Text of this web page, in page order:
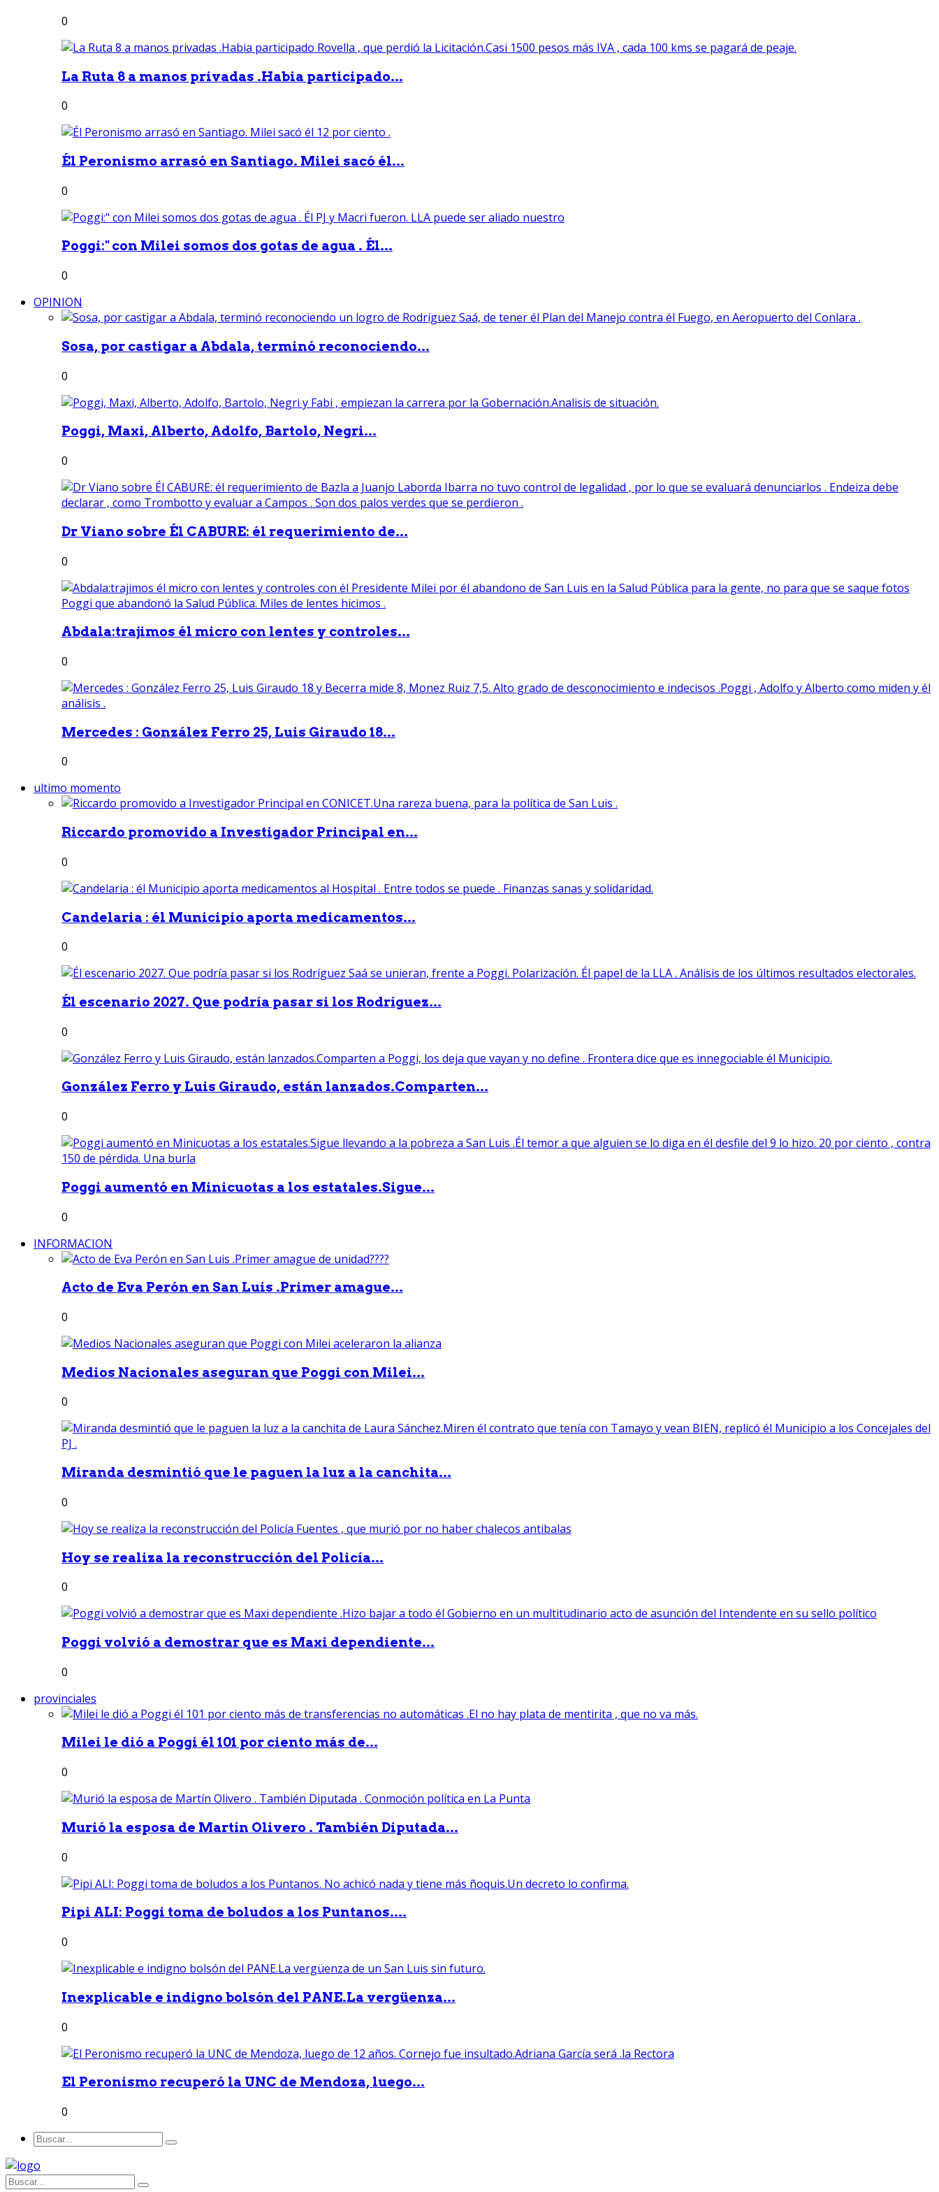
0
La Ruta 8 a manos privadas .Habia participado...
0
Él Peronismo arrasó en Santiago. Milei sacó él...
0
Poggi:" con Milei somos dos gotas de agua . Él...
0
OPINION
Sosa, por castigar a Abdala, terminó reconociendo...
0
Poggi, Maxi, Alberto, Adolfo, Bartolo, Negri...
0
Dr Viano sobre Él CABURE: él requerimiento de...
0
Abdala:trajimos él micro con lentes y controles...
0
Mercedes : González Ferro 25, Luis Giraudo 18...
0
ultimo momento
Riccardo promovido a Investigador Principal en...
0
Candelaria : él Municipio aporta medicamentos...
0
Él escenario 2027. Que podría pasar si los Rodríguez...
0
González Ferro y Luis Giraudo, están lanzados.Comparten...
0
Poggi aumentó en Minicuotas a los estatales.Sigue...
0
INFORMACION
Acto de Eva Perón en San Luis .Primer amague...
0
Medios Nacionales aseguran que Poggi con Milei...
0
Miranda desmintió que le paguen la luz a la canchita...
0
Hoy se realiza la reconstrucción del Policía...
0
Poggi volvió a demostrar que es Maxi dependiente...
0
provinciales
Milei le dió a Poggi él 101 por ciento más de...
0
Murió la esposa de Martín Olivero . También Diputada...
0
Pipi ALI: Poggi toma de boludos a los Puntanos....
0
Inexplicable e indigno bolsón del PANE.La vergüenza...
0
El Peronismo recuperó la UNC de Mendoza, luego...
0